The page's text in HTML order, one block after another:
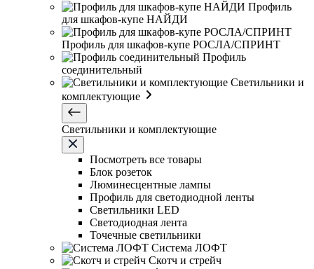
Профиль
для шкафов-купе НАЙДИ
Профиль для шкафов-купе РОСЛА/СПРИНТ
Профиль
соединительный
Светильники и
комплектующие
Светильники и комплектующие
Посмотреть все товары
Блок розеток
Люминесцентные лампы
Профиль для светодиодной ленты
Светильники LED
Светодиодная лента
Точечные светильники
Система ЛОФТ
Скотч и стрейч